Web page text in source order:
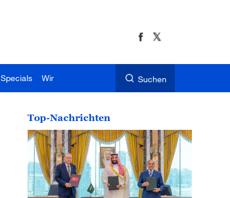
Specials Wir Suchen
Top-Nachrichten